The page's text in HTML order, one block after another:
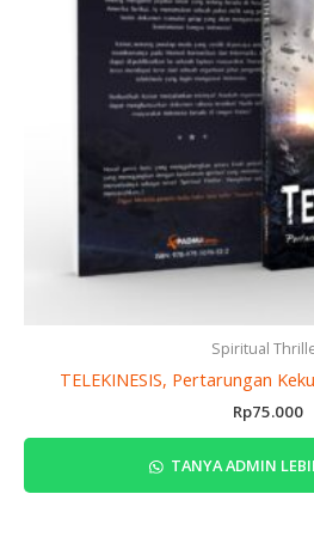
Spiritual
TELEKINESIS, Pertarungan
Rp75.000
TANYA ADMIN